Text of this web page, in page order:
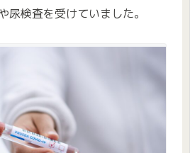
尿検査を受けていました。